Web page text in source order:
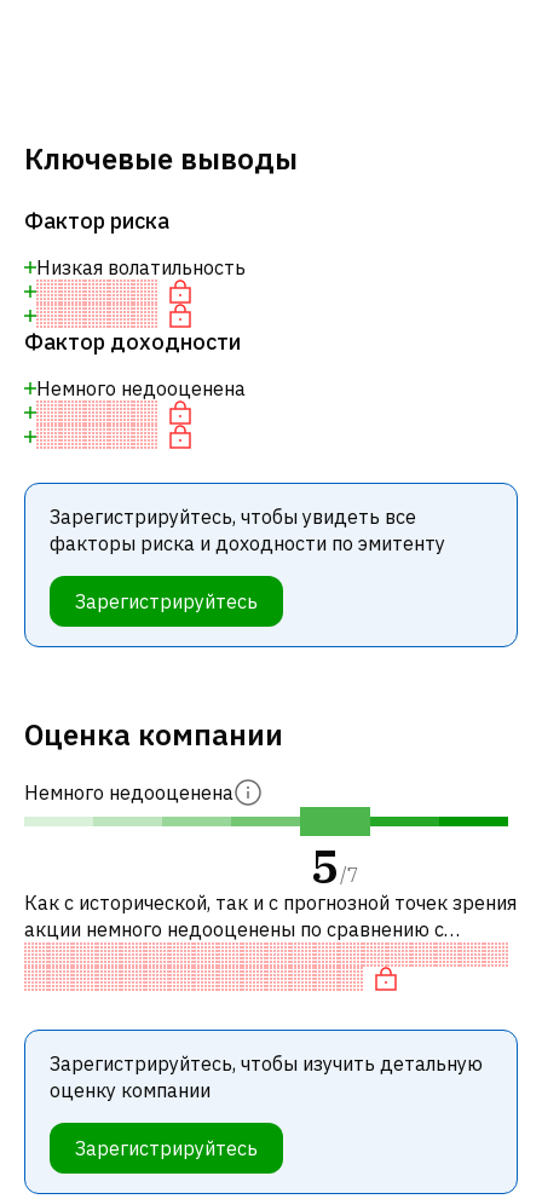
Ключевые выводы
Фактор риска
Низкая волатильность
Фактор доходности
Немного недооценена
Зарегистрируйтесь, чтобы увидеть все
факторы риска и доходности по эмитенту
Зарегистрируйтесь
Оценка компании
Немного недооценена
5 /7
Как с исторической, так и с прогнозной точек зрения
акции немного недооценены по сравнению с
аналогичными акциями. В частности, акция
справедливо оценена по P/E, нейтраль
Зарегистрируйтесь, чтобы изучить детальную
оценку компании
Зарегистрируйтесь